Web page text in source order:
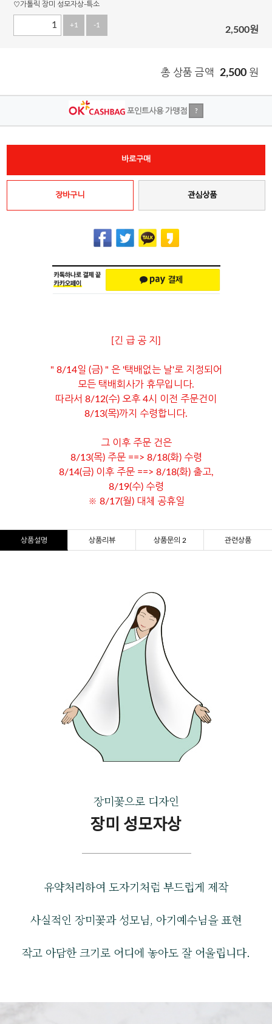
♡가톨릭 장미 성모자상-특소
+1 -1 2,500원
총 상품 금액 2,500 원
포인트사용 가맹점 ?
바로구매
장바구니 관심상품
[긴 급 공 지]
" 8/14일 (금) " 은 '택배없는 날'로 지정되어
모든 택배회사가 휴무입니다.
따라서 8/12(수) 오후 4시 이전 주문건이
8/13(목)까지 수령합니다.
그 이후 주문 건은
8/13(목) 주문 ==> 8/18(화) 수령
8/14(금) 이후 주문 ==> 8/18(화) 출고,
8/19(수) 수령
※ 8/17(월) 대체 공휴일
상품설명 상품리뷰 상품문의 2 관련상품
장미꽃으로 디자인
장미 성모자상
유약처리하여 도자기처럼 부드럽게 제작
사실적인 장미꽃과 성모님, 아기예수님을 표현
작고 아담한 크기로 어디에 놓아도 잘 어울립니다.